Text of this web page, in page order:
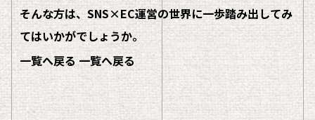
そんな方は、SNS×EC運営の世界に一歩踏み出してみ
てはいかがでしょうか。
一覧へ戻る一覧へ戻る